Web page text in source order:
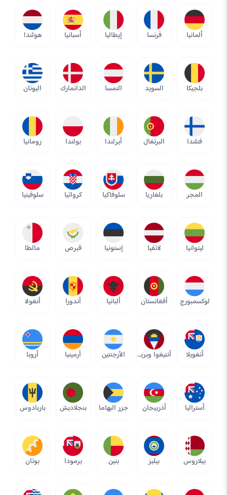
ألمانيا فرنسا إيطاليا أسبانيا هولندا
بلجيكا السويد النمسا الدانمارك اليونان
فنلندا البرتغال أيرلندا بولندا رومانيا
المجر بلغاريا سلوفاكيا كرواتيا سلوفينيا
ليتوانيا لاتفيا إستونيا قبرص مالطا
لوكسمبورج أفغانستان ألبانيا أندورا أنغولا
أنغويلا أنتيغوا وبربودا الأرجنتين أرمينيا أروبا
أستراليا أذربيجان جزر البهاما بنجلاديش باربادوس
بيلاروس بيليز بنين برمودا بوتان